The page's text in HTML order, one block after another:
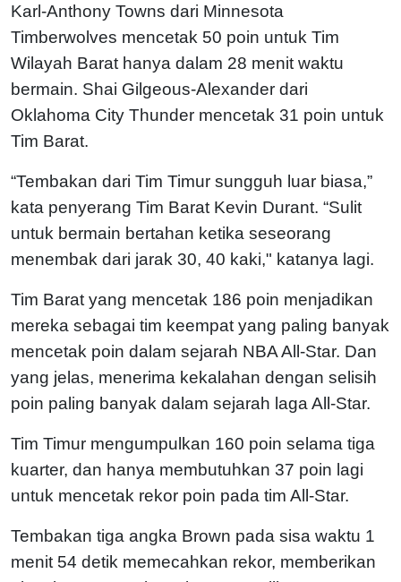
Karl-Anthony Towns dari Minnesota
Timberwolves mencetak 50 poin untuk Tim
Wilayah Barat hanya dalam 28 menit waktu
bermain. Shai Gilgeous-Alexander dari
Oklahoma City Thunder mencetak 31 poin untuk
Tim Barat.
“Tembakan dari Tim Timur sungguh luar biasa,”
kata penyerang Tim Barat Kevin Durant. “Sulit
untuk bermain bertahan ketika seseorang
menembak dari jarak 30, 40 kaki," katanya lagi.
Tim Barat yang mencetak 186 poin menjadikan
mereka sebagai tim keempat yang paling banyak
mencetak poin dalam sejarah NBA All-Star. Dan
yang jelas, menerima kekalahan dengan selisih
poin paling banyak dalam sejarah laga All-Star.
Tim Timur mengumpulkan 160 poin selama tiga
kuarter, dan hanya membutuhkan 37 poin lagi
untuk mencetak rekor poin pada tim All-Star.
Tembakan tiga angka Brown pada sisa waktu 1
menit 54 detik memecahkan rekor, memberikan